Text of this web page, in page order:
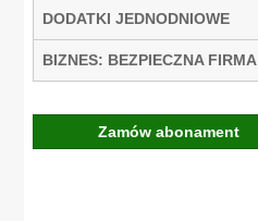
DODATKI JEDNODNIOWE
BIZNES: BEZPIECZNA FIRMA
Zamów abonament